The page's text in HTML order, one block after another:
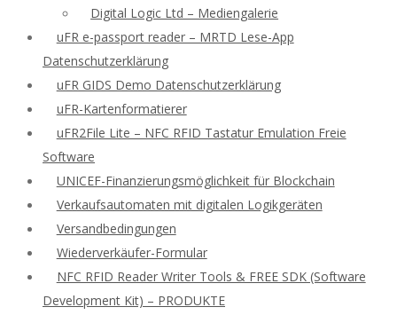
Digital Logic Ltd – Mediengalerie
uFR e-passport reader – MRTD Lese-App
Datenschutzerklärung
uFR GIDS Demo Datenschutzerklärung
uFR-Kartenformatierer
uFR2File Lite – NFC RFID Tastatur Emulation Freie
Software
UNICEF-Finanzierungsmöglichkeit für Blockchain
Verkaufsautomaten mit digitalen Logikgeräten
Versandbedingungen
Wiederverkäufer-Formular
NFC RFID Reader Writer Tools & FREE SDK (Software
Development Kit) – PRODUKTE